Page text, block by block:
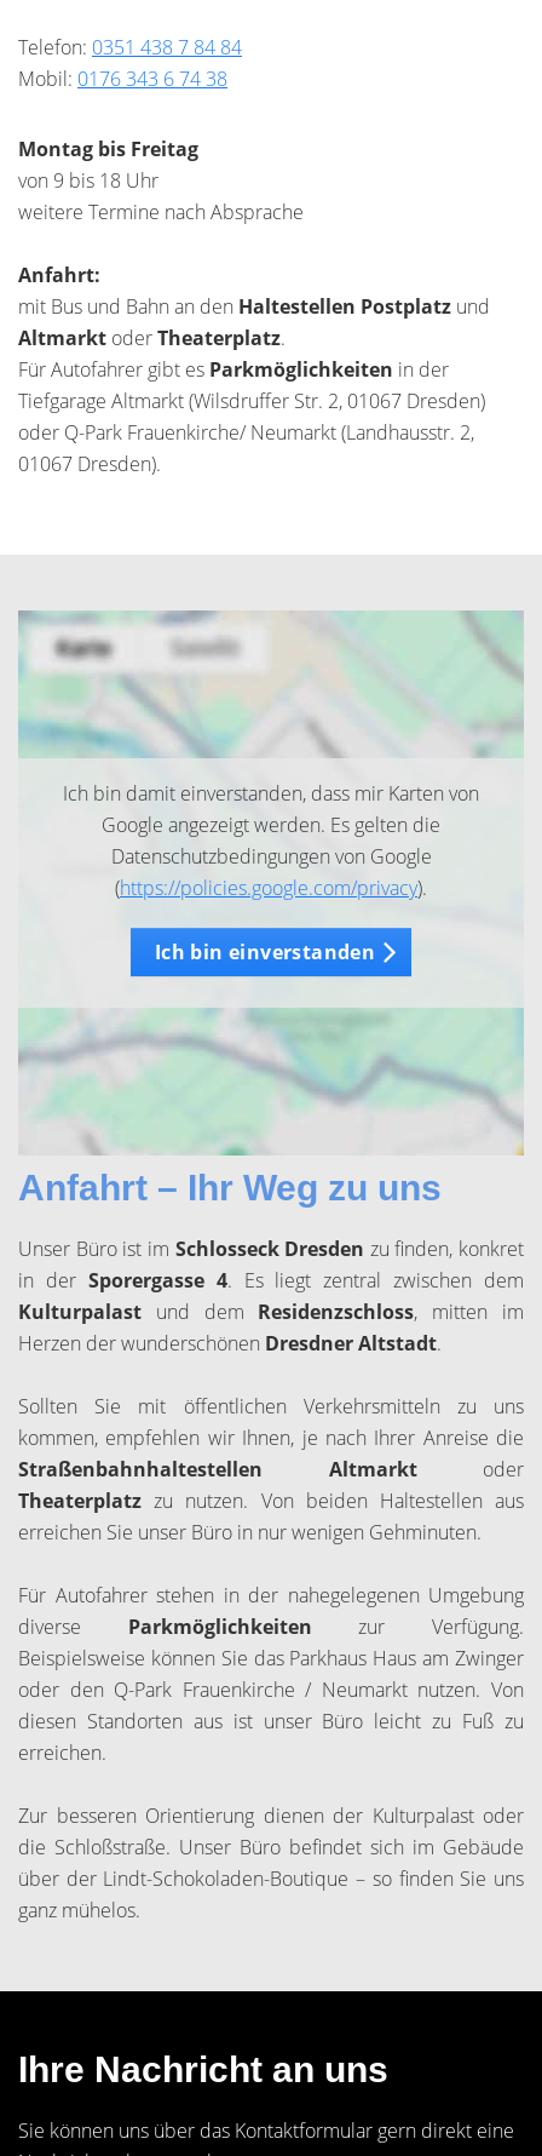
Telefon: 0351 438 7 84 84
Mobil: 0176 343 6 74 38
Montag bis Freitag
von 9 bis 18 Uhr
weitere Termine nach Absprache
Anfahrt:
mit Bus und Bahn an den Haltestellen Postplatz und
Altmarkt oderTheaterplatz.
Für Autofahrer gibt es Parkmöglichkeiten in der
Tiefgarage Altmarkt (Wilsdruffer Str. 2, 01067 Dresden)
oder Q-Park Frauenkirche/ Neumarkt (Landhausstr. 2,
01067 Dresden).
Ich bin damit einverstanden, dass mir Karten von
Google angezeigt werden. Es gelten die
Datenschutzbedingungen von Google
(https://policies.google.com/privacy).
Ich bin einverstanden
Anfahrt – Ihr Weg zu uns
Unser Büro ist im Schlosseck Dresden zu finden, konkret
in der Sporergasse 4. Es liegt zentral zwischen dem
Kulturpalast und dem Residenzschloss, mitten im
Herzen der wunderschönen Dresdner Altstadt.
Sollten Sie mit öffentlichen Verkehrsmitteln zu uns
kommen, empfehlen wir Ihnen, je nach Ihrer Anreise die
Straßenbahnhaltestellen Altmarktoder
Theaterplatzzu nutzen. Von beiden Haltestellen aus
erreichen Sie unser Büro in nur wenigen Gehminuten.
Für Autofahrer stehen in der nahegelegenen Umgebung
diverse Parkmöglichkeitenzur Verfügung.
Beispielsweise können Sie das Parkhaus Haus am Zwinger
oder den Q-Park Frauenkirche / Neumarkt nutzen. Von
diesen Standorten aus ist unser Büro leicht zu Fuß zu
erreichen.
Zur besseren Orientierung dienen der Kulturpalast oder
die Schloßstraße. Unser Büro befindet sich im Gebäude
über der Lindt-Schokoladen-Boutique – so finden Sie uns
ganz mühelos.
Ihre Nachricht an uns
Sie können uns über das Kontaktformular gern direkt eine